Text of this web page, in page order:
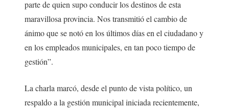
parte de quien supo conducir los destinos de esta
maravillosa provincia. Nos transmitió el cambio de
ánimo que se notó en los últimos días en el ciudadano y
en los empleados municipales, en tan poco tiempo de
gestión”.
La charla marcó, desde el punto de vista político, un
respaldo a la gestión municipal iniciada recientemente,